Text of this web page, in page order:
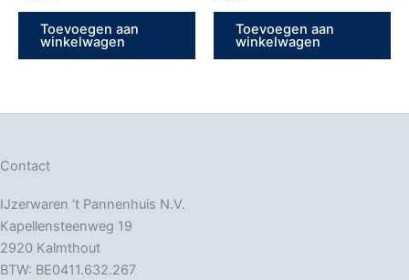
Toevoegen aan
winkelwagen
Toevoegen aan
winkelwagen
Contact
IJzerwaren ‘t Pannenhuis N.V.
Kapellensteenweg 19
2920 Kalmthout
BTW: BE0411.632.267